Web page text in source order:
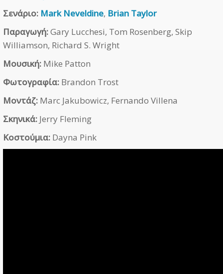
Σενάριο: Mark Neveldine, Brian Taylor
Παραγωγή:Gary Lucchesi, Tom Rosenberg, Skip
Williamson, Richard S. Wright
Μουσική: Mike Patton
Φωτογραφία: Brandon Trost
Μοντάζ: Marc Jakubowicz, Fernando Villena
Σκηνικά: Jerry Fleming
Κοστούμια: Dayna Pink